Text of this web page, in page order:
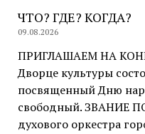
Общественно-
массовая
газета
«Сафоновская
правда»
ЧТО? ГДЕ? КОГДА?
09.08.2026
ПРИГЛАШАЕМ НА
Дворце культуры
посвященный Дню
свободный. ЗВАНИЕ
духового оркестра